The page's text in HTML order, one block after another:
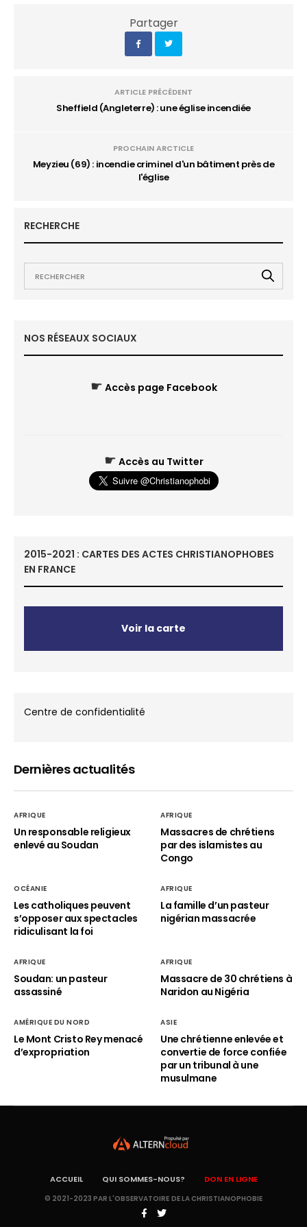
Partager
ARTICLE PRÉCÉDENT
Sheffield (Angleterre) : une église incendiée
PROCHAIN ARCTICLE
Meyzieu (69) : incendie criminel d'un bâtiment près de
l'église
RECHERCHE
NOS RÉSEAUX SOCIAUX
☛ Accès page Facebook
☛ Accès au Twitter
2015-2021 : CARTES DES ACTES CHRISTIANOPHOBES
EN FRANCE
Voir la carte
Centre de confidentialité
Dernières actualités
AFRIQUE
Un responsable religieux
enlevé au Soudan
AFRIQUE
Massacres de chrétiens
par des islamistes au
Congo
OCÉANIE
Les catholiques peuvent
s’opposer aux spectacles
ridiculisant la foi
AFRIQUE
La famille d’un pasteur
nigérian massacrée
AFRIQUE
Soudan: un pasteur
assassiné
AFRIQUE
Massacre de 30 chrétiens à
Naridon au Nigéria
AMÉRIQUE DU NORD
Le Mont Cristo Rey menacé
d’expropriation
ASIE
Une chrétienne enlevée et
convertie de force confiée
par un tribunal à une
musulmane
ACCUEIL QUI SOMMES-NOUS? DON EN LIGNE
© 2021-2023 PAR L'OBSERVATOIRE DE LA CHRISTIANOPHOBIE